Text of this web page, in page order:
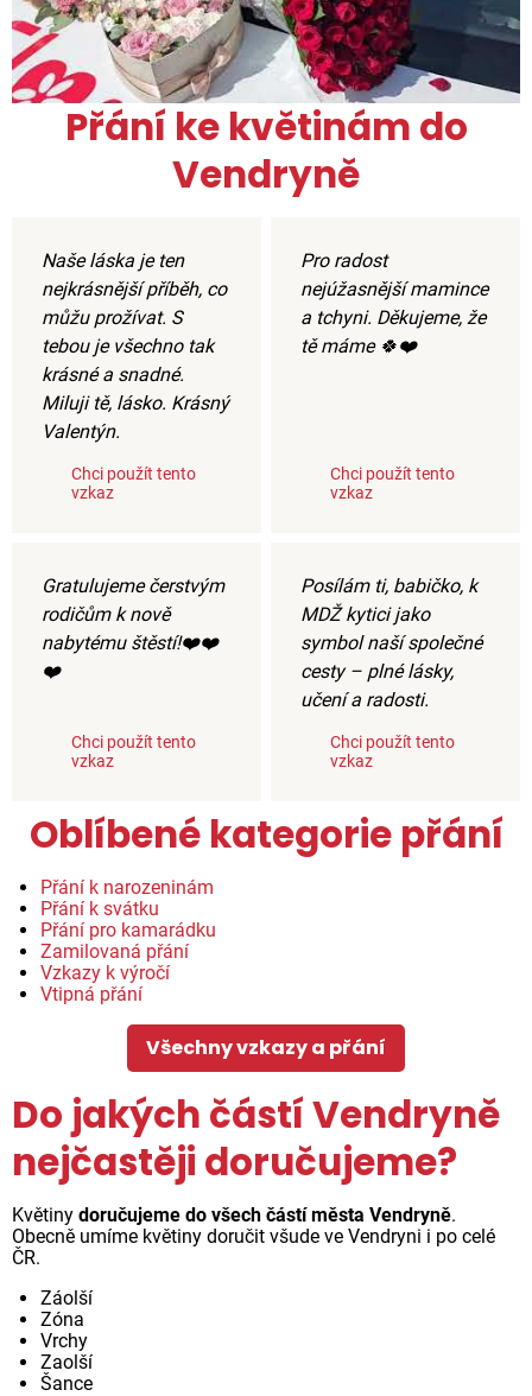
Přání ke květinám do
Vendryně
Naše láska je ten
nejkrásnější příběh, co
můžu prožívat. S
tebou je všechno tak
krásné a snadné.
Miluji tě, lásko. Krásný
Valentýn.
Chci použít tento
vzkaz
Pro radost
nejúžasnější mamince
a tchyni. Děkujeme, že
tě máme 🍀❤️
Chci použít tento
vzkaz
Gratulujeme čerstvým
rodičům k nově
nabytému štěstí!❤️❤️
❤️
Chci použít tento
vzkaz
Posílám ti, babičko, k
MDŽ kytici jako
symbol naší společné
cesty – plné lásky,
učení a radosti.
Chci použít tento
vzkaz
Oblíbené kategorie přání
Přání k narozeninám
Přání k svátku
Přání pro kamarádku
Zamilovaná přání
Vzkazy k výročí
Vtipná přání
Všechny vzkazy a přání
Do jakých částí Vendryně
nejčastěji doručujeme?
Květiny doručujeme do všech částí města Vendryně.
Obecně umíme květiny doručit všude ve Vendryni i po celé
ČR.
Záolší
Zóna
Vrchy
Zaolší
Šance